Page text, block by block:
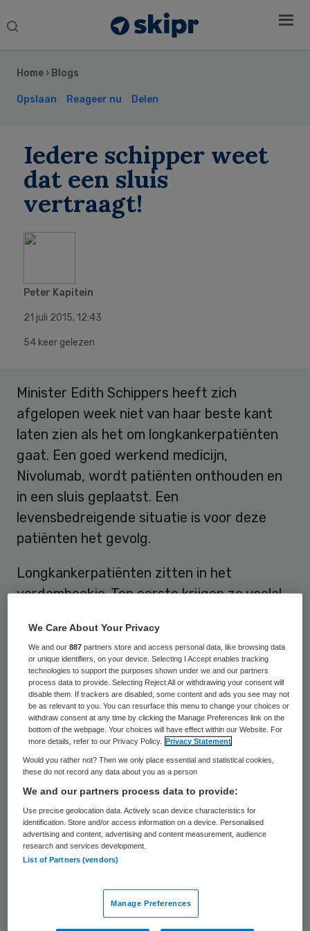
Search
Home › Blogs
Opslaan Reageer nu Delen
Iedere schipper weet
dat een sluis
vertraagt!
Peter Kapitein
21 juli 2015, 12:43
54 keer gelezen
Minister Edith Schippers heeft zich
afgelopen week niet van haar beste kant
laten zien als het om longkankerpatiënten
gaat. Een goed werkend medicijn,
Nivolumab, wordt patiënten onthouden en
in een sluis geplaatst. Een
levensbedreigende situatie is voor deze
patiënten het gevolg.
Longkankerpatiënten zitten in het
verdomhoekje. Ten eerste krijgen ze veelal
je maar niet moeten roken, terwijl iedereen
weet dat het de tabaksindustrie is die hun
criminele activiteiten met steun van de
overheid nog steeds mogen voortzetten.
Ten tweede is chemotherapie het beste dat
we longkankerpatiënten met
vergevorderde uitzaaiingen (circa 60
procent van hen) als eerste behandeling
volgens protocol bieden. Daarvan weten we
inmiddels dat dit bij ruim 90 procent van de
patiënten geen levensverlenging biedt.
Deze wetenschap vertalen we veel te
langzaam naar nieuwe behandelingen. Ten
derde heeft minister Schippers ‘De Sluis’
bedacht als middel tegen de hoge prijzen
Sidebar
We Care About Your Privacy
We and our887 partners store and access personal data, like browsing data
or unique identifiers, on your device. Selecting I Accept enables tracking
technologies to support the purposes shown under we and our partners
process data to provide. Selecting Reject All or withdrawing your consent will
disable them. If trackers are disabled, some content and ads you see may not
be as relevant to you. You can resurface this menu to change your choices or
withdraw consent at any time by clicking the Manage Preferences link on the
bottom of the webpage. Your choices will have effect within our Website. For
more details, refer to our Privacy Policy.
Privacy Statement
Would you rather not? Then we only place essential and statistical cookies,
these do not record any data about you as a person
We and our partners process data to provide:
Use precise geolocation data. Actively scan device characteristics for
identification. Store and/or access information on a device. Personalised
advertising and content, advertising and content measurement, audience
research and services development.
List of Partners (vendors)
Manage Preferences